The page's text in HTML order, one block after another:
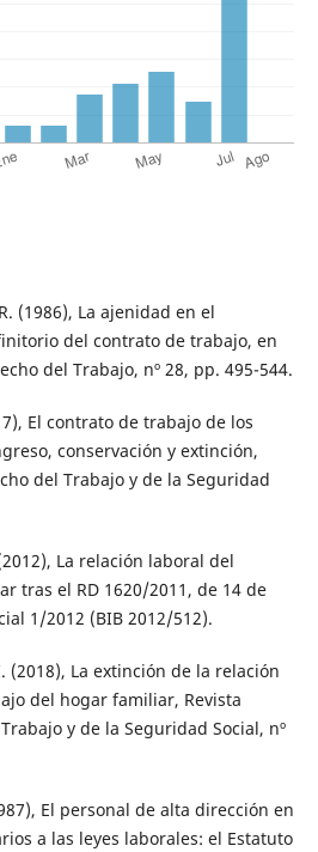
(1986), La ajenidad en el
del contrato de trabajo, en
del Trabajo, nº 28, pp. 495-544.
El contrato de trabajo de los
conservación y extinción,
del Trabajo y de la Seguridad
(2012), La relación laboral del
tras el RD 1620/2011, de 14 de
1/2012 (BIB 2012/512).
(2018), La extinción de la relación
del hogar familiar, Revista
y de la Seguridad Social, nº
El personal de alta dirección en
a las leyes laborales: el Estatuto